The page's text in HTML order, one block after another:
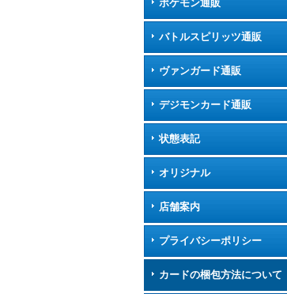
ポケモン通販
バトルスピリッツ通販
ヴァンガード通販
デジモンカード通販
状態表記
オリジナル
店舗案内
プライバシーポリシー
カードの梱包方法について